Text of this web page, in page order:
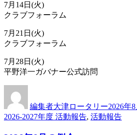
7月14日(火)
クラブフォーラム
7月21日(火)
クラブフォーラム
7月28日(火)
平野洋一ガバナー公式訪問
者
編集者大津ロータリー日:
2026年8
2026-2027年度 活動報告, 活動報告